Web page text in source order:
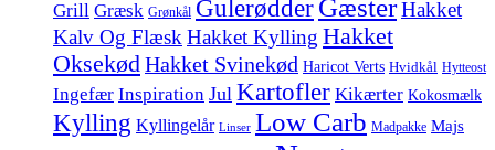
Grill Græsk Grønkål GulerødderGæsterHakket
Kalv Og Flæsk Hakket Kylling Hakket
Oksekød Hakket Svinekød Haricot Verts Hvidkål Hytteost
Ingefær Inspiration Jul Kartofler Kikærter Kokosmælk
Kylling Kyllingelår Linser Low Carb Madpakke Majs